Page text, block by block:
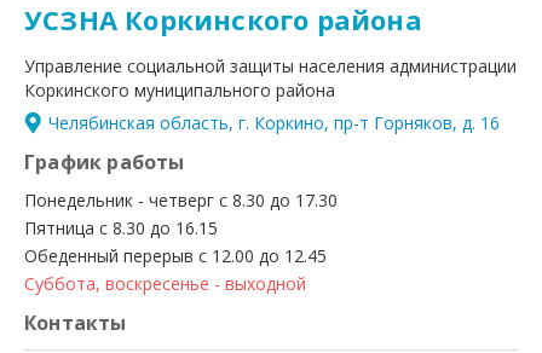
УСЗНА Коркинского района
Управление социальной защиты населения администрации
Коркинского муниципального района
Челябинская область, г. Коркино, пр-т Горняков, д. 16
График работы
Понедельник - четверг с 8.30 до 17.30
Пятница с 8.30 до 16.15
Обеденный перерыв с 12.00 до 12.45
Суббота, воскресенье - выходной
Контакты